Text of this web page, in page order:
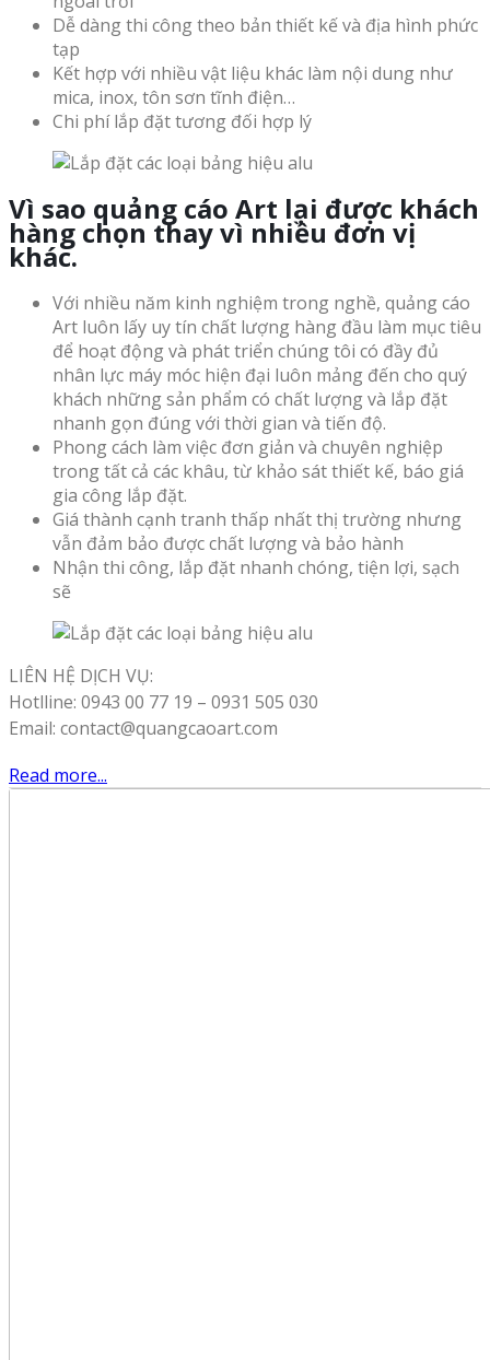
Dễ dàng thi công theo bản thiết kế và địa hình phức
tạp
Kết hợp với nhiều vật liệu khác làm nội dung như
mica, inox, tôn sơn tĩnh điện…
Chi phí lắp đặt tương đối hợp lý
Vì sao quảng cáo Art lại được khách
hàng chọn thay vì nhiều đơn vị
khác.
Với nhiều năm kinh nghiệm trong nghề, quảng cáo
Art luôn lấy uy tín chất lượng hàng đầu làm mục tiêu
để hoạt động và phát triển chúng tôi có đầy đủ
nhân lực máy móc hiện đại luôn mảng đến cho quý
khách những sản phẩm có chất lượng và lắp đặt
nhanh gọn đúng với thời gian và tiến độ.
Phong cách làm việc đơn giản và chuyên nghiệp
trong tất cả các khâu, từ khảo sát thiết kế, báo giá
gia công lắp đặt.
Giá thành cạnh tranh thấp nhất thị trường nhưng
vẫn đảm bảo được chất lượng và bảo hành
Nhận thi công, lắp đặt nhanh chóng, tiện lợi, sạch
sẽ
LIÊN HỆ DỊCH VỤ:
Hotlline: 0943 00 77 19 – 0931 505 030
Email: contact@quangcaoart.com
Read more...